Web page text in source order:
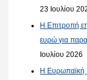
23 Ιουλίου
Η Επιτροπή
ευρώ για
Ιουλίου 2026
Η Ευρωπαϊκή